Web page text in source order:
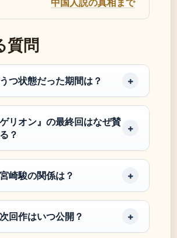
中国人説の真相まで
質問
つ状態だった期間は？
ゲリオン』の最終回はなぜ賛
？
崎駿の関係は？
回作はいつ公開？